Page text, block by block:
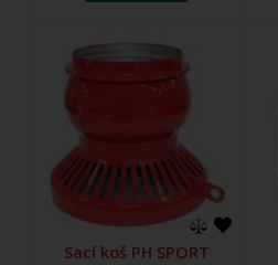
Sací koš PH SPORT